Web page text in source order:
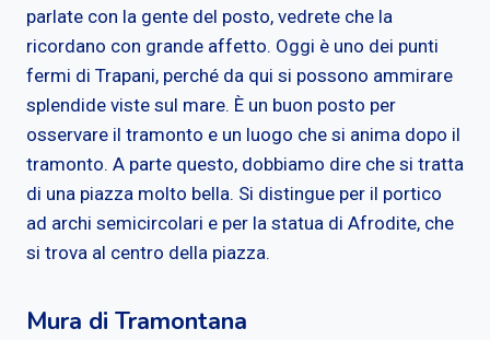
parlate con la gente del posto, vedrete che la
ricordano con grande affetto. Oggi è uno dei punti
fermi di Trapani, perché da qui si possono ammirare
splendide viste sul mare. È un buon posto per
osservare il tramonto e un luogo che si anima dopo il
tramonto. A parte questo, dobbiamo dire che si tratta
di una piazza molto bella. Si distingue per il portico
ad archi semicircolari e per la statua di Afrodite, che
si trova al centro della piazza.
Mura di Tramontana